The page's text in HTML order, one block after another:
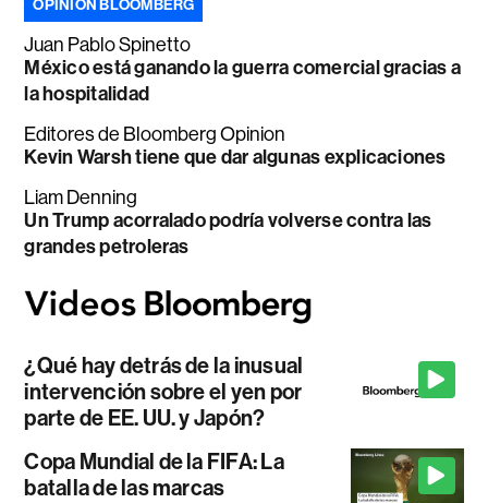
OPINIÓN BLOOMBERG
Juan Pablo Spinetto
México está ganando la guerra comercial gracias a
la hospitalidad
Editores de Bloomberg Opinion
Kevin Warsh tiene que dar algunas explicaciones
Liam Denning
Un Trump acorralado podría volverse contra las
grandes petroleras
¿Qué hay detrás de la inusual
intervención sobre el yen por
parte de EE. UU. y Japón?
Copa Mundial de la FIFA: La
batalla de las marcas